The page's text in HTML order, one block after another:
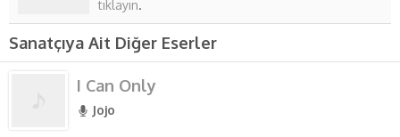
tıklayın.
Sanatçıya Ait Diğer Eserler
I Can Only
Jojo